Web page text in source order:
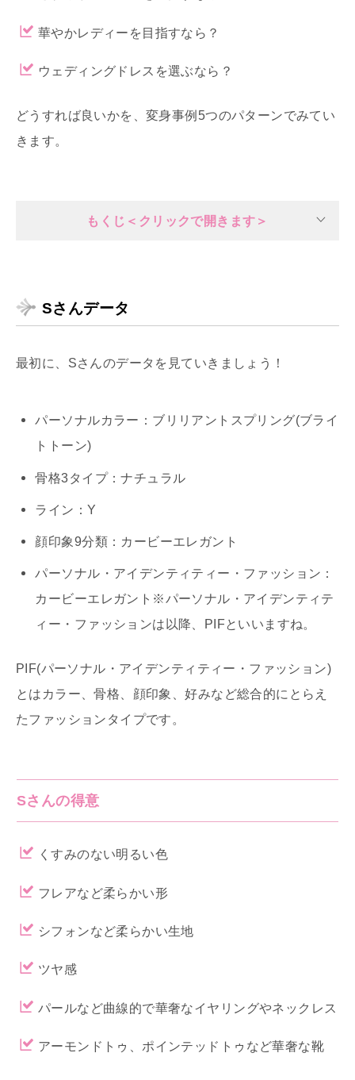
華やかレディーを目指すなら？
ウェディングドレスを選ぶなら？
どうすれば良いかを、変身事例5つのパターンでみてい
きます。
もくじ＜クリックで開きます＞
Sさんデータ
最初に、Sさんのデータを見ていきましょう！
パーソナルカラー：ブリリアントスプリング(ブライ
トトーン)
骨格3タイプ：ナチュラル
ライン：Y
顔印象9分類：カービーエレガント
パーソナル・アイデンティティー・ファッション：
カービーエレガント※パーソナル・アイデンティテ
ィー・ファッションは以降、PIFといいますね。
PIF(パーソナル・アイデンティティー・ファッション)
とはカラー、骨格、顔印象、好みなど総合的にとらえ
たファッションタイプです。
Sさんの得意
くすみのない明るい色
フレアなど柔らかい形
シフォンなど柔らかい生地
ツヤ感
パールなど曲線的で華奢なイヤリングやネックレス
アーモンドトゥ、ポインテッドトゥなど華奢な靴